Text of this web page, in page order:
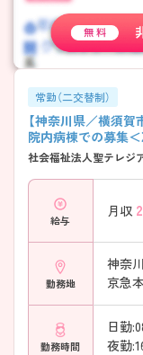
常勤（二交替制）
【神奈川県／横須賀
院内病棟での募集
社会福祉法人聖テレ
給与
月収
勤務地
神奈
京急
勤務時間
日勤
夜勤